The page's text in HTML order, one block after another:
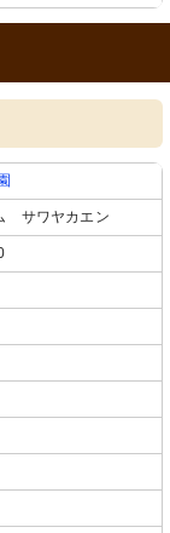
サワヤカエン